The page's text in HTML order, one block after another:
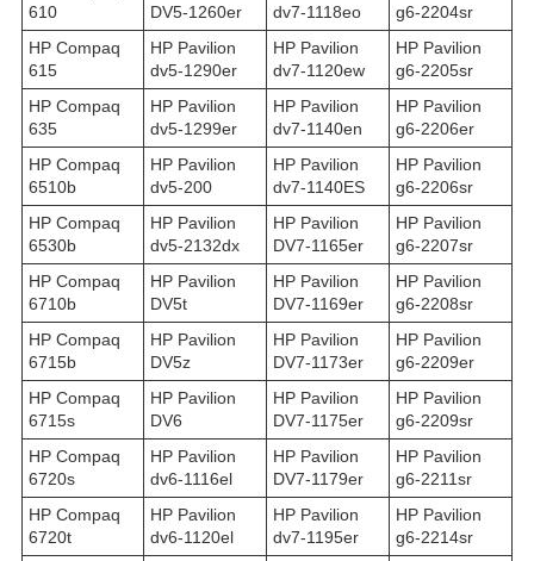
610
DV5-1260er
dv7-1118eo
g6-2204sr
HP Compaq
615
HP Pavilion
dv5-1290er
HP Pavilion
dv7-1120ew
HP Pavilion
g6-2205sr
HP Compaq
635
HP Pavilion
dv5-1299er
HP Pavilion
dv7-1140en
HP Pavilion
g6-2206er
HP Compaq
6510b
HP Pavilion
dv5-200
HP Pavilion
dv7-1140ES
HP Pavilion
g6-2206sr
HP Compaq
6530b
HP Pavilion
dv5-2132dx
HP Pavilion
DV7-1165er
HP Pavilion
g6-2207sr
HP Compaq
6710b
HP Pavilion
DV5t
HP Pavilion
DV7-1169er
HP Pavilion
g6-2208sr
HP Compaq
6715b
HP Pavilion
DV5z
HP Pavilion
DV7-1173er
HP Pavilion
g6-2209er
HP Compaq
6715s
HP Pavilion
DV6
HP Pavilion
DV7-1175er
HP Pavilion
g6-2209sr
HP Compaq
6720s
HP Pavilion
dv6-1116el
HP Pavilion
DV7-1179er
HP Pavilion
g6-2211sr
HP Compaq
6720t
HP Pavilion
dv6-1120el
HP Pavilion
dv7-1195er
HP Pavilion
g6-2214sr